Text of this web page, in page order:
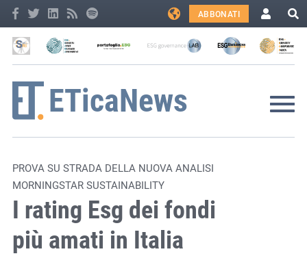
ABBONATI
PROVA SU STRADA DELLA NUOVA ANALISI
MORNINGSTAR SUSTAINABILITY
I rating Esg dei fondi
più amati in Italia